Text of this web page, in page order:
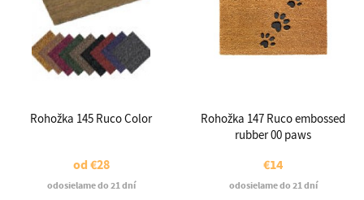
Rohožka 145 Ruco Color
od€28
odosielame do 21 dní
Rohožka 147 Ruco embossed
rubber 00 paws
€14
odosielame do 21 dní